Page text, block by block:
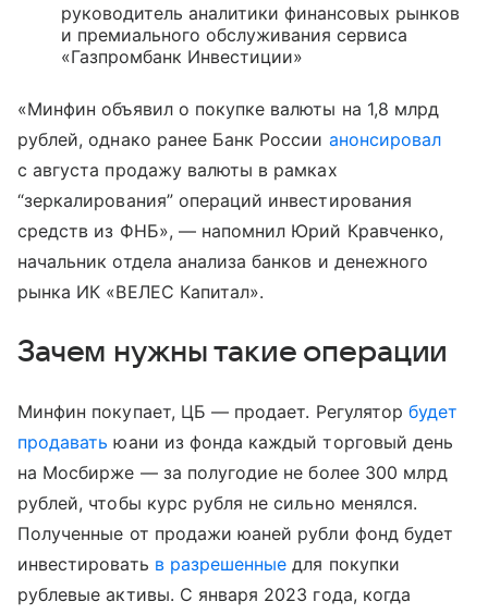
руководитель аналитики финансовых рынков
и премиального обслуживания сервиса
«Газпромбанк Инвестиции»
«Минфин объявил о покупке валюты на 1,8 млрд
рублей, однако ранее Банк России анонсировал
с августа продажу валюты в рамках
“зеркалирования” операций инвестирования
средств из ФНБ», — напомнил Юрий Кравченко,
начальник отдела анализа банков и денежного
рынка ИК «ВЕЛЕС Капитал».
Зачем нужны такие операции
Минфин покупает, ЦБ — продает. Регулятор будет
продавать юани из фонда каждый торговый день
на Мосбирже —за полугодие не более 300 млрд
рублей, чтобы курс рубля не сильно менялся.
Полученные от продажи юаней рубли фонд будет
инвестировать в разрешенные для покупки
рублевые активы. С января 2023 года, когда